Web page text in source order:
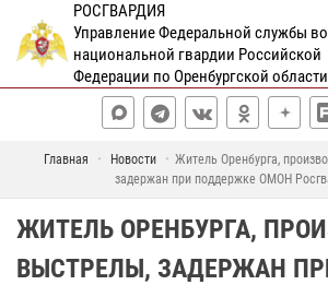
РОСГВАРДИЯ
Управление Федеральной службы
национальной гвардии Российской
Федерации по Оренбургской области
Главная Новости
Житель Оренбурга,
задержан при поддержке ОМОН
ЖИТЕЛЬ ОРЕНБУРГА,
ВЫСТРЕЛЫ, ЗАДЕРЖАН